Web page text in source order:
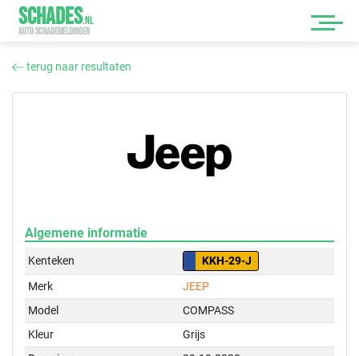
SCHADES.NL
AUTO SCHADEMELDINGEN
terug naar resultaten
Algemene informatie
Kenteken
KKH-29-J
Merk
JEEP
Model
COMPASS
Kleur
Grijs